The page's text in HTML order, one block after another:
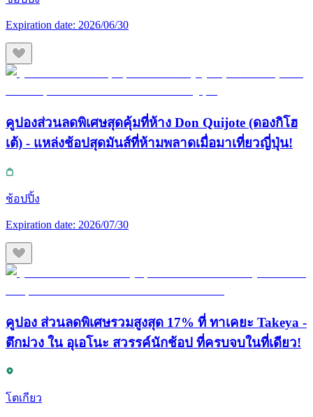
Expiration date: 2026/06/30
คูปองส่วนลดพิเศษสุดคุ้มที่ห้าง Don Quijote (ดองกิโฮ
เต้) - แหล่งช้อปสุดมันส์ที่ห้ามพลาดเมื่อมาเที่ยวญี่ปุ่น!
ช้อปปิ้ง
Expiration date: 2026/07/30
คูปอง ส่วนลดพิเศษรวมสูงสุด 17% ที่ ทาเคยะ Takeya -
ตึกม่วง ใน อุเอโนะ สวรรค์นักช้อป ที่ครบจบในที่เดียว!
โตเกียว